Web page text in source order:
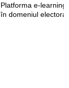
Platforma e-
în domeniul electoral